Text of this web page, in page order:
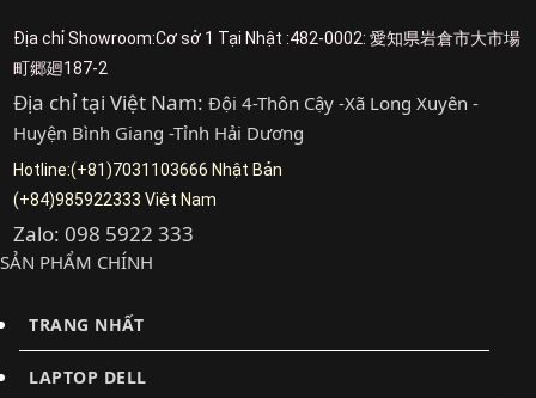
Địa chỉ Showroom:Cơ sở 1 Tại Nhật :482-0002: 愛知県岩倉市大市場
町郷廻187-2
Địa chỉ tại Việt Nam:Đội 4-Thôn Cậy -Xã Long Xuyên -
Huyện Bình Giang -Tỉnh Hải Dương
Hotline:(+81)7031103666 Nhật Bản
(+84)985922333 Việt Nam
Zalo: 098 5922 333
SẢN PHẨM CHÍNH
TRANG NHẤT
LAPTOP DELL